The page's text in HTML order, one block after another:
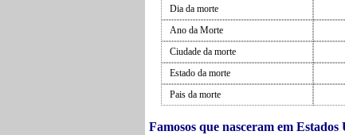
Dia da morte
Ano da Morte
Ciudade da morte
Estado da morte
Pais da morte
Famosos que nasceram em